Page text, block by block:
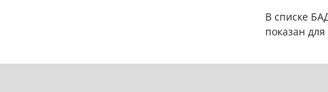
В списке
показан